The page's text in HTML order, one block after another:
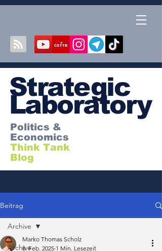
Strategic
Laboratory
Politics &
Economics
Think Tank
Blog
Beitrag
Archive
Archive
Marko Thomas Scholz
8. Feb. 2025 1 Min. Lesezeit